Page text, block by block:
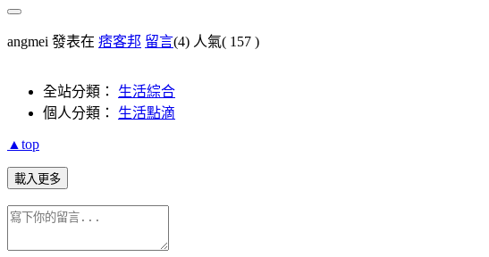
angmei 發表在 痞客邦 留言(4) 人氣( 157 )
全站分類： 生活綜合
個人分類： 生活點滴
▲top
載入更多